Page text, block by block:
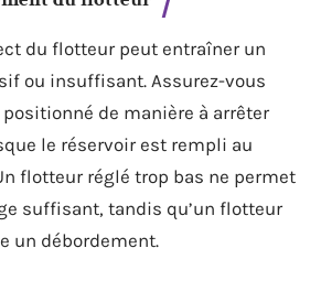
du flotteur peut entraîner un
ou insuffisant. Assurez-vous
de manière à arrêter
le réservoir est rempli au
flotteur réglé trop bas ne permet
suffisant, tandis qu’un flotteur
un débordement.